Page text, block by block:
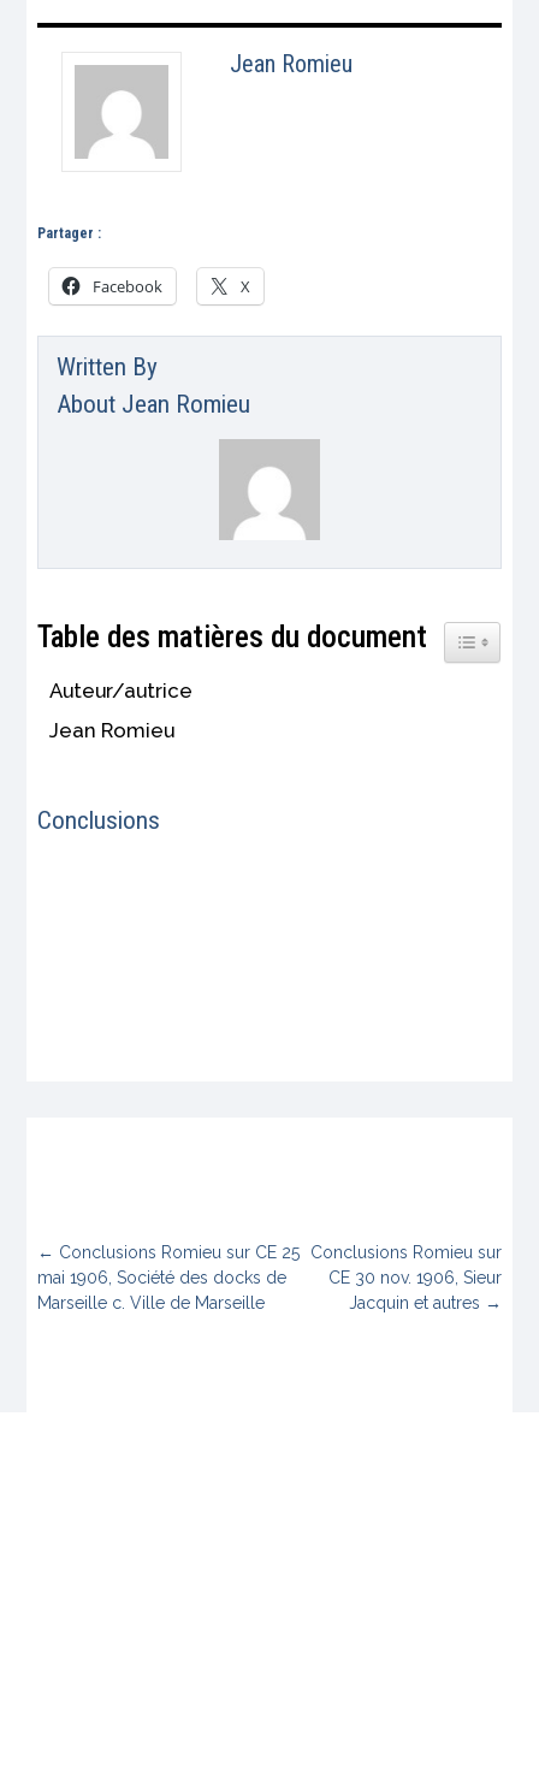
Jean Romieu
Partager :
Facebook X
Written By
About Jean Romieu
Table des matières du document Toggle
Auteur/autrice
Jean Romieu
Conclusions
← Conclusions Romieu sur CE 25
mai 1906, Société des docks de
Marseille c. Ville de Marseille
Conclusions Romieu sur
CE 30 nov. 1906, Sieur
Jacquin et autres →